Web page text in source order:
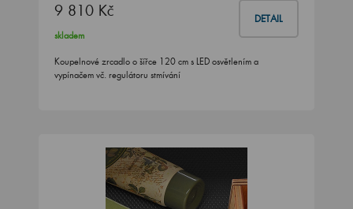
9 810 Kč DETAIL
skladem
Koupelnové zrcadlo o šířce 120 cm s LED osvětlením a
vypínačem vč. regulátoru stmívání